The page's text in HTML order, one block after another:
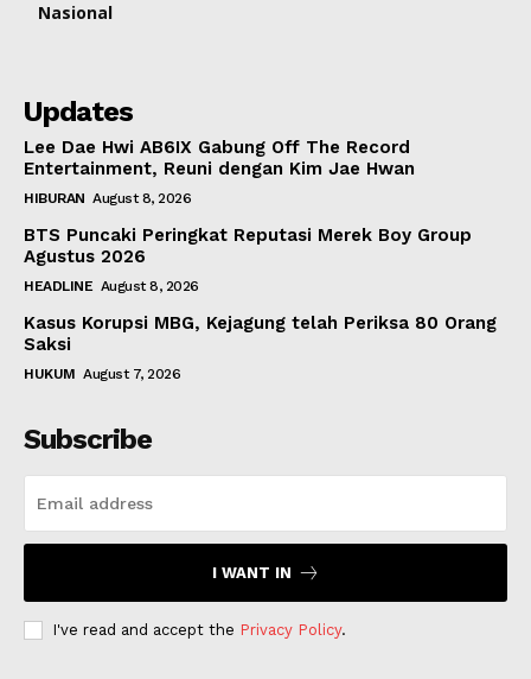
Nasional
Updates
Lee Dae Hwi AB6IX Gabung Off The Record
Entertainment, Reuni dengan Kim Jae Hwan
HIBURAN August 8, 2026
BTS Puncaki Peringkat Reputasi Merek Boy Group
Agustus 2026
HEADLINE August 8, 2026
Kasus Korupsi MBG, Kejagung telah Periksa 80 Orang
Saksi
HUKUM August 7, 2026
Subscribe
I WANT IN
I've read and accept the Privacy Policy.